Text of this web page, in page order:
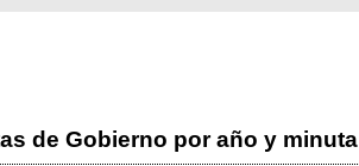
de Gobierno por año y minuta